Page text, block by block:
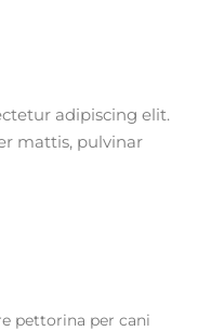
adipiscing elit.
mattis, pulvinar
pettorina per cani